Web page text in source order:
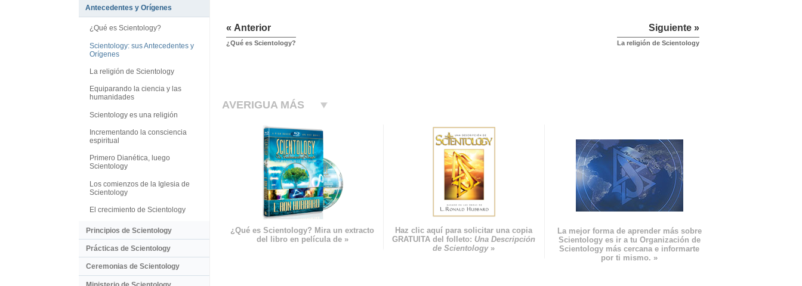
« Anterior
¿Qué es Scientology?
Siguiente »
La religión de Scientology
AVERIGUA MÁS
¿Qué es Scientology? Mira un extracto
del libro en película de »
Haz clic aquí para solicitar una copia
GRATUITA del folleto: Una Descripción
de Scientology»
La mejor forma de aprender más sobre
Scientology es ir a tu Organización de
Scientology más cercana e informarte
por ti mismo. »
Antecedentes y Orígenes
¿Qué es Scientology?
Scientology: sus Antecedentes y
Orígenes
La religión de Scientology
Equiparando la ciencia y las
humanidades
Scientology es una religión
Incrementando la consciencia
espiritual
Primero Dianética, luego
Scientology
Los comienzos de la Iglesia de
Scientology
El crecimiento de Scientology
Principios de Scientology
Prácticas de Scientology
Ceremonias de Scientology